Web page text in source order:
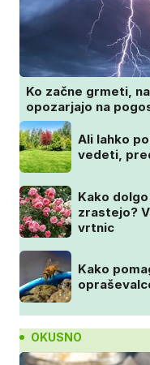
Ko začne grmeti,
opozarjajo na
Ali lahko
vedeti,
Kako
zrastejo?
vrtnic
Kako
OKUSNO